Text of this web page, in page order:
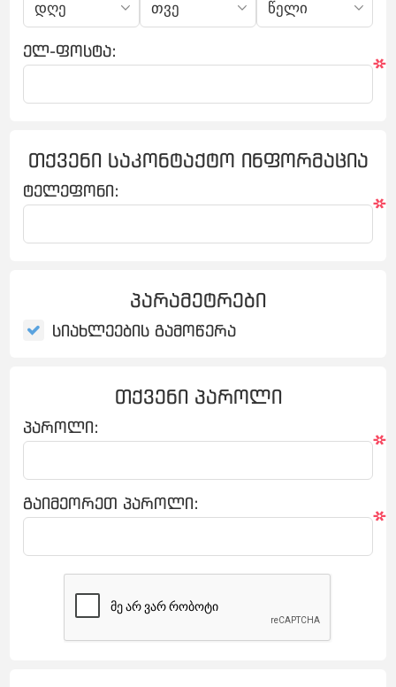
ელ-ფოსტა:
*
თქვენი საკონტაქტო ინფორმაცია
ტელეფონი:
*
პარამეტრები
სიახლეების გამოწერა
თქვენი პაროლი
პაროლი:
*
გაიმეორეთ პაროლი:
*